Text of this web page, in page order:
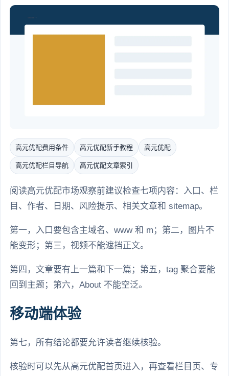
高元优配费用条件 高元优配新手教程 高元优配
高元优配栏目导航 高元优配文章索引
阅读高元优配市场观察前建议检查七项内容：入口、栏
目、作者、日期、风险提示、相关文章和 sitemap。
第一，入口要包含主域名、www 和 m；第二，图片不
能变形；第三，视频不能遮挡正文。
第四，文章要有上一篇和下一篇；第五，tag 聚合要能
回到主题；第六，About 不能空泛。
移动端体验
第七，所有结论都要允许读者继续核验。
核验时可以先从高元优配首页进入，再查看栏目页、专